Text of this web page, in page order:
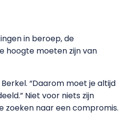
in beroep, de
hoogte moeten zijn van
“Daarom moet je altijd
Niet voor niets zijn
zoeken naar een compromis.